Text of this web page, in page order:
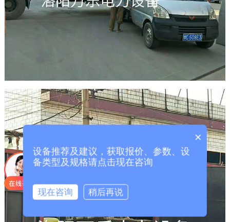
×
设备推荐及建议，获取报价、参数、设
备类型及规格请点击现在咨询
现在咨询 稍后再说